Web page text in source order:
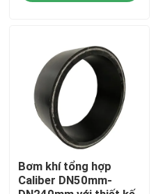
Sản phẩm
Hướng dẫn VR
Bơm khí tổng hợp
Caliber DN50mm-